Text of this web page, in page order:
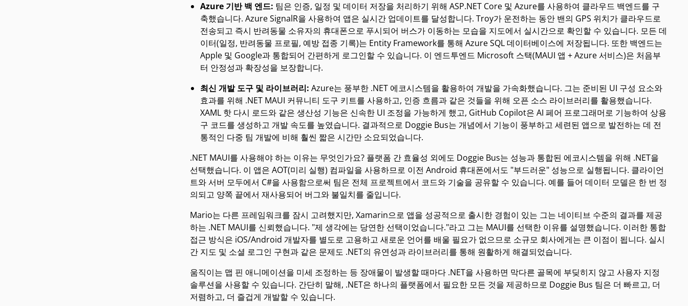
Azure 기반 백 엔드: 팀은 인증, 일정 및 데이터 저장을 처리하기 위해 ASP.NET Core 및 Azure를 사용하여 클라우드 백엔드를 구
축했습니다. Azure SignalR을 사용하여 앱은 실시간 업데이트를 달성합니다. Troy가 운전하는 동안 밴의 GPS 위치가 클라우드로
전송되고 즉시 반려동물 소유자의 휴대폰으로 푸시되어 버스가 이동하는 모습을 지도에서 실시간으로 확인할 수 있습니다. 모든 데
이터(일정, 반려동물 프로필, 예방 접종 기록)는 Entity Framework를 통해 Azure SQL 데이터베이스에 저장됩니다. 또한 백엔드는
Apple 및 Google과 통합되어 간편하게 로그인할 수 있습니다. 이 엔드투엔드 Microsoft 스택(MAUI 앱 + Azure 서비스)은 처음부
터 안정성과 확장성을 보장합니다.
최신 개발 도구 및 라이브러리: Azure는 풍부한 .NET 에코시스템을 활용하여 개발을 가속화했습니다. 그는 준비된 UI 구성 요소와
효과를 위해 .NET MAUI 커뮤니티 도구 키트를 사용하고, 인증 흐름과 같은 것들을 위해 오픈 소스 라이브러리를 활용했습니다.
XAML 핫 다시 로드와 같은 생산성 기능은 신속한 UI 조정을 가능하게 했고, GitHub Copilot은 AI 페어 프로그래머로 기능하여 상용
구 코드를 생성하고 개발 속도를 높였습니다. 결과적으로 Doggie Bus는 개념에서 기능이 풍부하고 세련된 앱으로 발전하는 데 전
통적인 다중 팀 개발에 비해 훨씬 짧은 시간만 소요되었습니다.
.NET MAUI를 사용해야 하는 이유는 무엇인가요? 플랫폼 간 효율성 외에도 Doggie Bus는 성능과 통합된 에코시스템을 위해 .NET을
선택했습니다. 이 앱은 AOT(미리 실행) 컴파일을 사용하므로 이전 Android 휴대폰에서도 "부드러운" 성능으로 실행됩니다. 클라이언
트와 서버 모두에서 C#을 사용함으로써 팀은 전체 프로젝트에서 코드와 기술을 공유할 수 있습니다. 예를 들어 데이터 모델은 한 번 정
의되고 양쪽 끝에서 재사용되어 버그와 불일치를 줄입니다.
Mario는 다른 프레임워크를 잠시 고려했지만, Xamarin으로 앱을 성공적으로 출시한 경험이 있는 그는 네이티브 수준의 결과를 제공
하는 .NET MAUI를 신뢰했습니다. "제 생각에는 당연한 선택이었습니다."라고 그는 MAUI를 선택한 이유를 설명했습니다. 이러한 통합
접근 방식은 iOS/Android 개발자를 별도로 고용하고 새로운 언어를 배울 필요가 없으므로 소규모 회사에게는 큰 이점이 됩니다. 실시
간 지도 및 소셜 로그인 구현과 같은 문제도 .NET의 유연성과 라이브러리를 통해 원활하게 해결되었습니다.
움직이는 맵 핀 애니메이션을 미세 조정하는 등 장애물이 발생할 때마다 .NET을 사용하면 막다른 골목에 부딪히지 않고 사용자 지정
솔루션을 사용할 수 있습니다. 간단히 말해, .NET은 하나의 플랫폼에서 필요한 모든 것을 제공하므로 Doggie Bus 팀은 더 빠르고, 더
저렴하고, 더 즐겁게 개발할 수 있습니다.